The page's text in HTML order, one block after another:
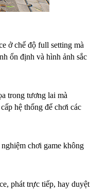
ở chế độ full setting mà
ổn định và hình ảnh sắc
trong tương lai mà
hệ thống để chơi các
chơi game không
phát trực tiếp, hay duyệt